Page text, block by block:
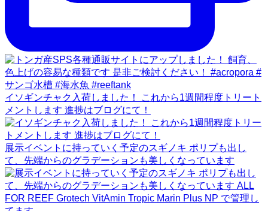
イソギンチャク入荷しました！ これから1週間程度トリート
メントします 進捗はブログにて！
展示イベントに持っていく予定のスギノキ ポリプも出し
て、先端からのグラデーションも美しくなっています